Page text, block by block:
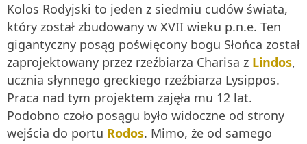
Kolos Rodyjski to jeden z siedmiu cudów świata,
który został zbudowany w XVII wieku p.n.e. Ten
gigantyczny posąg poświęcony bogu Słońca został
zaprojektowany przez rzeźbiarza Charisa z Lindos,
ucznia słynnego greckiego rzeźbiarza Lysippos.
Praca nad tym projektem zajęła mu 12 lat.
Podobno czoło posągu było widoczne od strony
wejścia do portu Rodos. Mimo, że od samego